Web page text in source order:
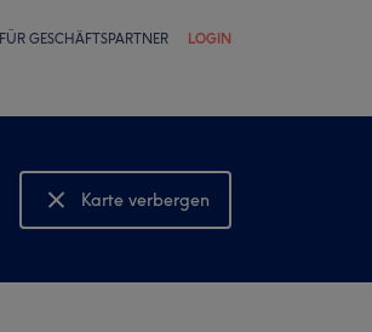
FÜR GESCHÄFTSPARTNER LOGIN
Karte verbergen
Karte anzeigen